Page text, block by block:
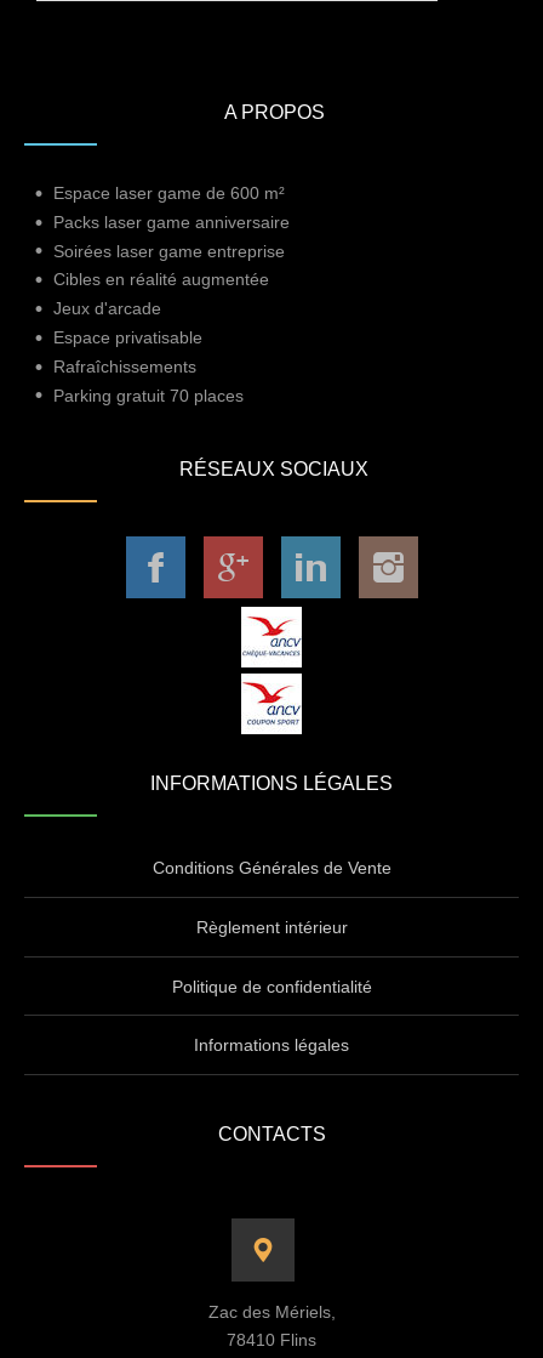
A PROPOS
Espace laser game de 600 m²
Packs laser game anniversaire
Soirées laser game entreprise
Cibles en réalité augmentée
Jeux d'arcade
Espace privatisable
Rafraîchissements
Parking gratuit 70 places
RÉSEAUX SOCIAUX
INFORMATIONS LÉGALES
Conditions Générales de Vente
Règlement intérieur
Politique de confidentialité
Informations légales
CONTACTS
Zac des Mériels,
78410 Flins